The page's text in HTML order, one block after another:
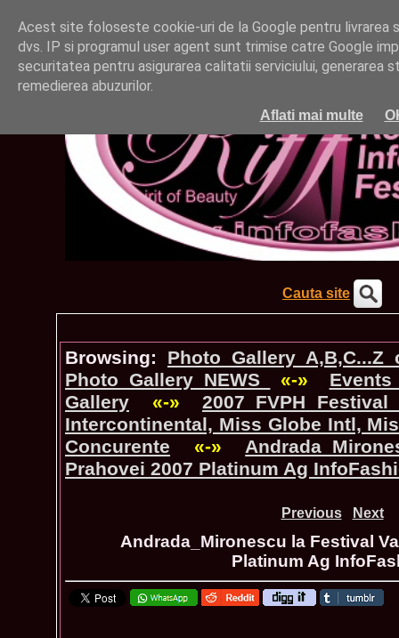
Acest site foloseste cookie-uri de la Google pentru livrarea
dvs. IP si programul user agent sunt trimise catre Google
securitatea pentru asigurarea calitatii serviciului, generarea
remedierea abuzurilor.
Aflati mai multe
Cauta site
Browsing:
Photo_Gallery
Photo_Gallery NEWS
«-»
Gallery
«-»
2007_FVPH
Intercontinental, Miss Globe Intl,
Concurente
«-»
Prahovei 2007 Platinum Ag
Previous Next
Andrada_Mironescu la Festival
Platinum Ag